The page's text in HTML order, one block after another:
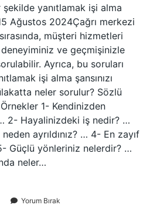
yanıtlamak işi alma
Ağustos 2024Çağrı merkezi
müşteri hizmetleri
ve geçmişinizle
Ayrıca, bu soruları
işi alma şansınızı
neler sorulur? Sözlü
1- Kendinizden
2- Hayalinizdeki iş nedir? …
ayrıldınız? … 4- En zayıf
Güçlü yönleriniz nelerdir? …
neler…
Yorum Bırak